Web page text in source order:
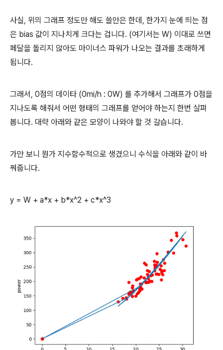
사실, 위의 그래프 정도만 해도 쓸만은 한데, 한가지 눈에 띄는 점
은 bias 값이 지나치게 크다는 겁니다. (여기서는 W) 이대로 쓰면
페달을 돌리지 않아도 마이너스 파워가 나오는 결과를 초래하게
됩니다.
그래서, 0점의 데이타 (0mi/h : 0W) 를 추가해서 그래프가 0점을
지나도록 해줘서 어떤 형태의 그래프를 얻어야 하는지 한번 살펴
봅니다. 대략 아래와 같은 모양이 나와야 할 것 갈습니다.
가만 보니 뭔가 지수함수적으로 생겼으니 수식을 아래와 같이 바
꿔줍니다.
y = W + a*x + b*x^2 + c*x^3